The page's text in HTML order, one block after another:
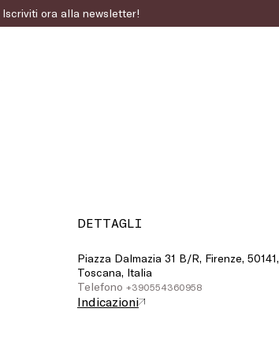
Iscriviti ora alla newsletter!
DETTAGLI
Piazza Dalmazia 31 B/R, Firenze, 50141,
Toscana, Italia
Telefono +390554360958
Indicazioni